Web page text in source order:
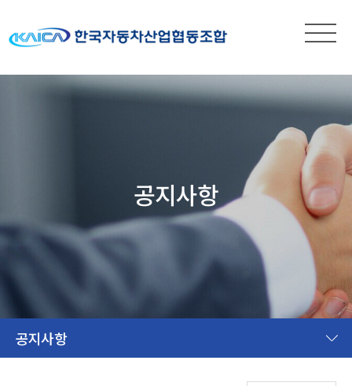
공지사항
공지사항